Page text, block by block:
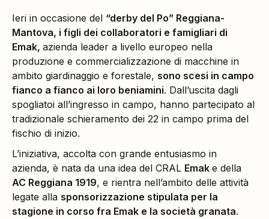
Ieri in occasione del “derby del Po” Reggiana-
Mantova, i figli dei collaboratori e famigliari di
Emak, azienda leader a livello europeo nella
produzione e commercializzazione di macchine in
ambito giardinaggio e forestale, sono scesi in campo
fianco a fianco ai loro beniamini. Dall’uscita dagli
spogliatoi all’ingresso in campo, hanno partecipato al
tradizionale schieramento dei 22 in campo prima del
fischio di inizio.
L’iniziativa, accolta con grande entusiasmo in
azienda, è nata da una idea del CRAL Emak e della
AC Reggiana 1919, e rientra nell’ambito delle attività
legate alla sponsorizzazione stipulata per la
stagione in corso fra Emak e la società granata.